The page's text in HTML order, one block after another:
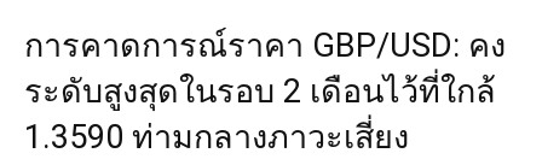
การคาดการณ์ราคา GBP/USD: คง
ระดับสูงสุดในรอบ 2 เดือนไว้ที่ใกล้
1.3590 ท่ามกลางภาวะเสี่ยง